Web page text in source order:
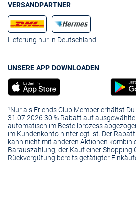
VERSANDPARTNER
Lieferung nur in Deutschland
UNSERE APP DOWNLOADEN
¹Nur als Friends Club Member erhältst
31.07.2026 30 % Rabatt auf
automatisch im Bestellprozess
im Kundenkonto hinterlegt ist. Der
kann nicht mit anderen Aktionen
Barauszahlung, der Kauf einer Shopping
Rückvergütung bereits getätigter